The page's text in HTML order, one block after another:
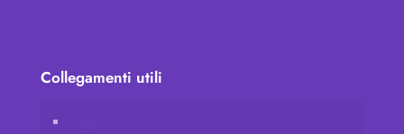
Collegamenti utili